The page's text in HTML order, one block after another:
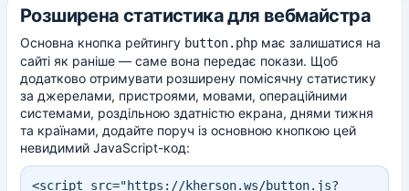
Розширена статистика для вебмайстра
Основна кнопка рейтингу button.php має залишатися на
сайті як раніше — саме вона передає покази. Щоб
додатково отримувати розширену помісячну статистику
за джерелами, пристроями, мовами, операційними
системами, роздільною здатністю екрана, днями тижня
та країнами, додайте поруч із основною кнопкою цей
невидимий JavaScript-код:
<script src="https://kherson.ws/button.js?